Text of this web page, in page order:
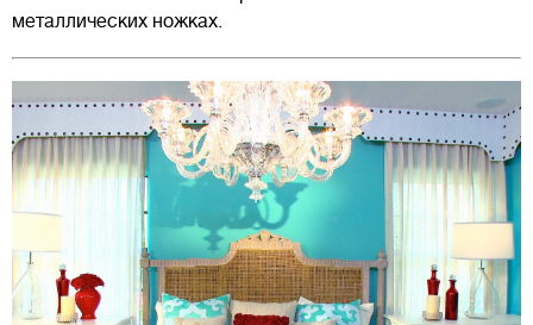
металлических ножках.